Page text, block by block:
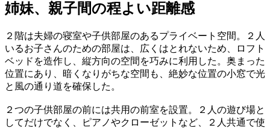
姉妹、親子間の程よい距離感
２階は夫婦の寝室や子供部屋のあるプライベート空間。２人
いるお子さんのための部屋は、広くはとれないため、ロフト
ベッドを造作し、縦方向の空間を巧みに利用した。奥まった
位置にあり、暗くなりがちな空間も、絶妙な位置の小窓で光
と風の通り道を確保した。
２つの子供部屋の前には共用の前室を設置。２人の遊び場と
してだけでなく、ピアノやクローゼットなど、２人共通で使